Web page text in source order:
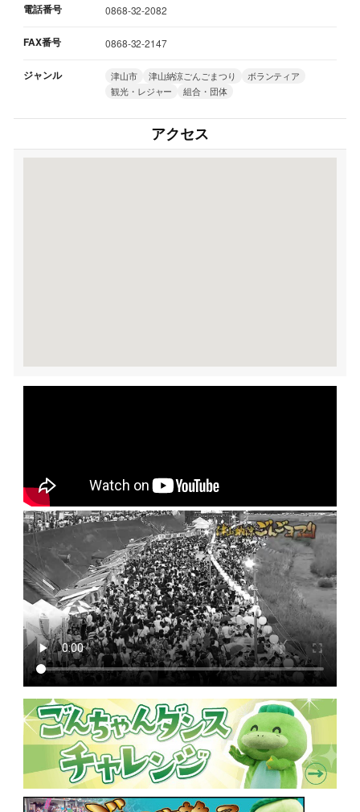
電話番号 0868-32-2082
FAX番号 0868-32-2147
ジャンル 津山市 津山納涼ごんごまつり
ボランティア
観光・レジャー
組合・団体
アクセス